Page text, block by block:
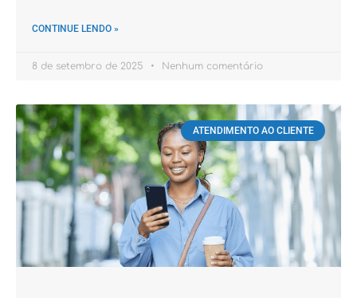
CONTINUE LENDO »
8 de setembro de 2025 Nenhum comentário
ATENDIMENTO AO CLIENTE